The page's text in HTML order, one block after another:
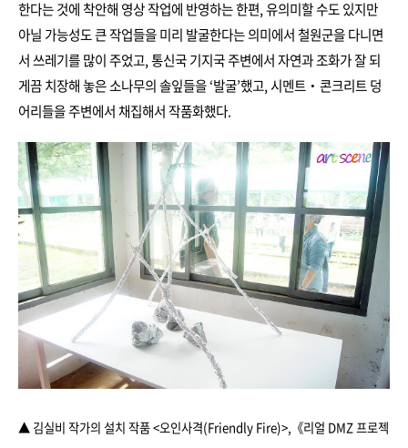
한다는 것에 착안해 영상 작업에 반영하는 한편, 유의미할 수도 있지만
아닐 가능성도 큰 작업들을 미리 발굴한다는 의미에서 철원군을 다니면
서 쓰레기를 많이 주었고, 통신국 기지국 주변에서 자연과 조화가 잘 되
게끔 치장해 놓은 소나무의 솔잎들을 ‘발굴’했고, 시멘트‧콘크리트 덩
어리들을 주변에서 채집해서 작품화했다.
▲ 김실비 작가의 설치 작품 <오인사격(Friendly Fire)>, 《리얼 DMZ 프로젝